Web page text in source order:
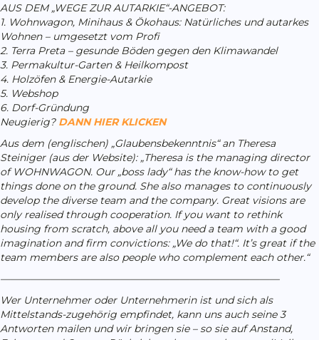
AUS DEM „WEGE ZUR AUTARKIE“-ANGEBOT:
1. Wohnwagon, Minihaus & Ökohaus: Natürliches und autarkes
Wohnen – umgesetzt vom Profi
2. Terra Preta – gesunde Böden gegen den Klimawandel
3. Permakultur-Garten & Heilkompost
4. Holzöfen & Energie-Autarkie
5. Webshop
6. Dorf-Gründung
Neugierig? DANN HIER KLICKEN
Aus dem (englischen) „Glaubensbekenntnis“ an Theresa
Steiniger (aus der Website): „Theresa is the managing director
of WOHNWAGON. Our „boss lady“ has the know-how to get
things done on the ground. She also manages to continuously
develop the diverse team and the company. Great visions are
only realised through cooperation. If you want to rethink
housing from scratch, above all you need a team with a good
imagination and firm convictions: „We do that!“. It’s great if the
team members are also people who complement each other.“
————————————————————————————
Wer Unternehmer oder Unternehmerin ist und sich als
Mittelstands-zugehörig empfindet, kann uns auch seine 3
Antworten mailen und wir bringen sie – so sie auf Anstand,